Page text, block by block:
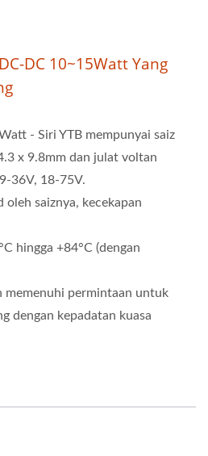
DC 10~15Watt Yang
- Siri YTB mempunyai saiz
x 9.8mm dan julat voltan
36V, 18-75V.
oleh saiznya, kecekapan
hingga +84°C (dengan
memenuhi permintaan untuk
dengan kepadatan kuasa